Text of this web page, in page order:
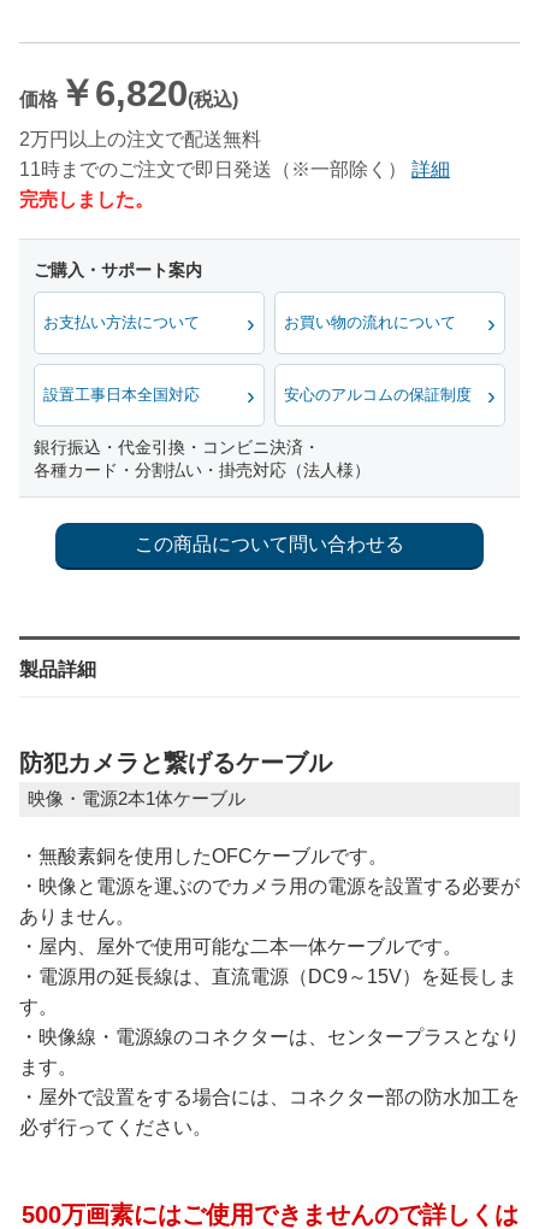
価格 ￥6,820(税込)
2万円以上の注文で配送無料
11時までのご注文で即日発送（※一部除く）
詳細
完売しました。
お支払い方法について お買い物の流れについて
設置工事日本全国対応 安心のアルコムの保証制度
銀行振込・代金引換・コンビニ決済・
各種カード・分割払い・掛売対応（法人様）
製品詳細
防犯カメラと繋げるケーブル
映像・電源2本1体ケーブル
・無酸素銅を使用したOFCケーブルです。
・映像と電源を運ぶのでカメラ用の電源を設置する必要が
ありません。
・屋内、屋外で使用可能な二本一体ケーブルです。
・電源用の延長線は、直流電源（DC9～15V）を延長しま
す。
・映像線・電源線のコネクターは、センタープラスとなり
ます。
・屋外で設置をする場合には、コネクター部の防水加工を
必ず行ってください。
500万画素にはご使用できませんので詳しくは